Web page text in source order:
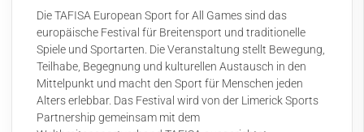
Die TAFISA European Sport for All Games sind das
europäische Festival für Breitensport und traditionelle
Spiele und Sportarten. Die Veranstaltung stellt Bewegung,
Teilhabe, Begegnung und kulturellen Austausch in den
Mittelpunkt und macht den Sport für Menschen jeden
Alters erlebbar. Das Festival wird von der Limerick Sports
Partnership gemeinsam mit dem